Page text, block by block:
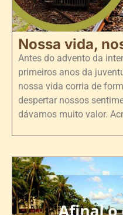
Nossa vida,
Antes do advento da
primeiros anos da
nossa vida corria de
despertar nossos
dávamos muito valor.